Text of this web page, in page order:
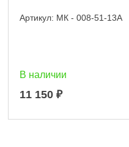
Артикул: МК - 008-51-13А
В наличии
11 150 ₽